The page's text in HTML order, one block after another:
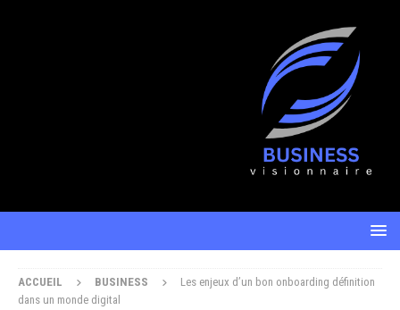
ACCUEIL BUSINESS
Les enjeux d’un bon onboarding définition
dans un monde digital